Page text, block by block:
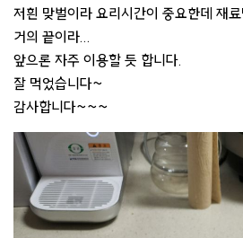
저흰 맞벌이라 요리시간이 중요한데 재
거의 끝이라...
앞으론 자주 이용할 듯 합니다.
잘 먹었습니다~
감사합니다~~~